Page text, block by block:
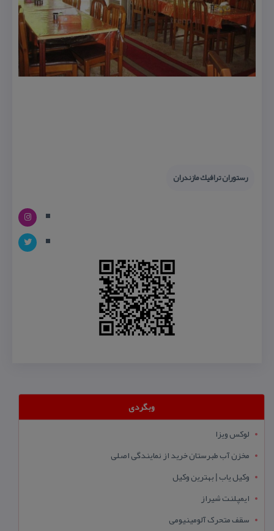
رستوران ترافیك مازندران
وبگردی
لوکس ویزا
مخزن آب طبرستان خرید از نمایندگی اصلی
وکیل یاب | بهترین وکیل
ایمپلنت شیراز
سقف متحرک آلومینیومی